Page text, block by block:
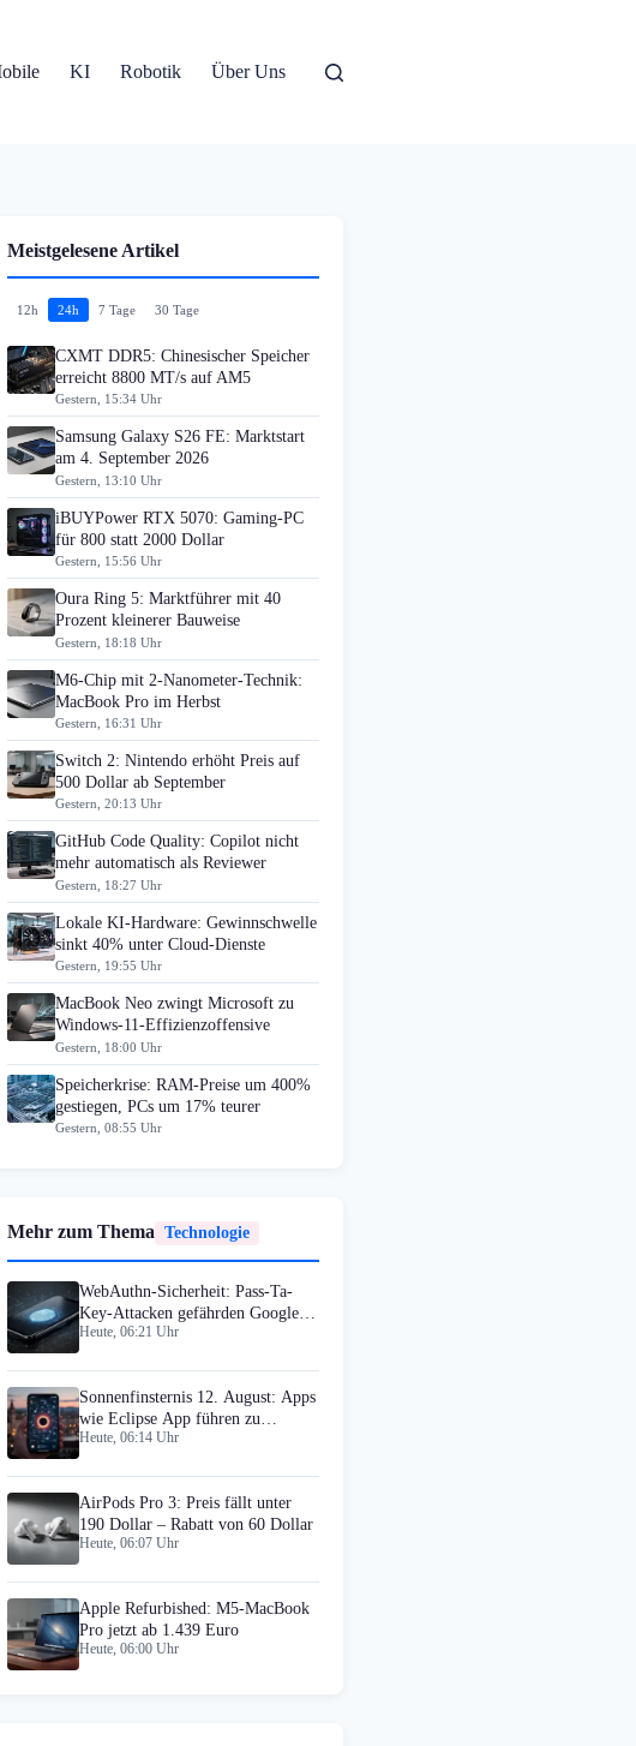
KI Robotik Über Uns
Meistgelesene Artikel
12h 24h 7 Tage 30 Tage
CXMT DDR5: Chinesischer Speicher
erreicht 8800 MT/s auf AM5
Gestern, 15:34 Uhr
Samsung Galaxy S26 FE: Marktstart
am 4. September 2026
Gestern, 13:10 Uhr
iBUYPower RTX 5070: Gaming-PC
für 800 statt 2000 Dollar
Gestern, 15:56 Uhr
Oura Ring 5: Marktführer mit 40
Prozent kleinerer Bauweise
Gestern, 18:18 Uhr
M6-Chip mit 2-Nanometer-Technik:
MacBook Pro im Herbst
Gestern, 16:31 Uhr
Switch 2: Nintendo erhöht Preis auf
500 Dollar ab September
Gestern, 20:13 Uhr
GitHub Code Quality: Copilot nicht
mehr automatisch als Reviewer
Gestern, 18:27 Uhr
Lokale KI-Hardware: Gewinnschwelle
sinkt 40% unter Cloud-Dienste
Gestern, 19:55 Uhr
MacBook Neo zwingt Microsoft zu
Windows-11-Effizienzoffensive
Gestern, 18:00 Uhr
Speicherkrise: RAM-Preise um 400%
gestiegen, PCs um 17% teurer
Gestern, 08:55 Uhr
Mehr zum Thema Technologie
WebAuthn-Sicherheit: Pass-Ta-
Key-Attacken gefährden Google
Password Manager
Heute, 06:21 Uhr
Sonnenfinsternis 12. August: Apps
wie Eclipse App führen zu
optimalen Standorten
Heute, 06:14 Uhr
AirPods Pro 3: Preis fällt unter
190 Dollar – Rabatt von 60 Dollar
Heute, 06:07 Uhr
Apple Refurbished: M5-MacBook
Pro jetzt ab 1.439 Euro
Heute, 06:00 Uhr